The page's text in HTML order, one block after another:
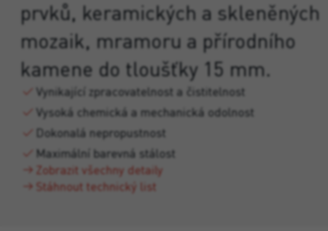
prvků, keramických a skleněných
mozaik, mramoru a přírodního
kamene do tloušťky 15 mm.
Vynikající zpracovatelnost a čistitelnost
Vysoká chemická a mechanická odolnost
Dokonalá nepropustnost
Maximální barevná stálost
Zobrazit všechny detaily
Stáhnout technický list